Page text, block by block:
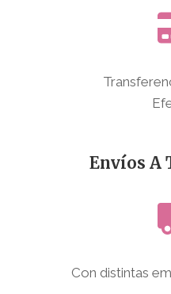
Envíos A
Con distintas